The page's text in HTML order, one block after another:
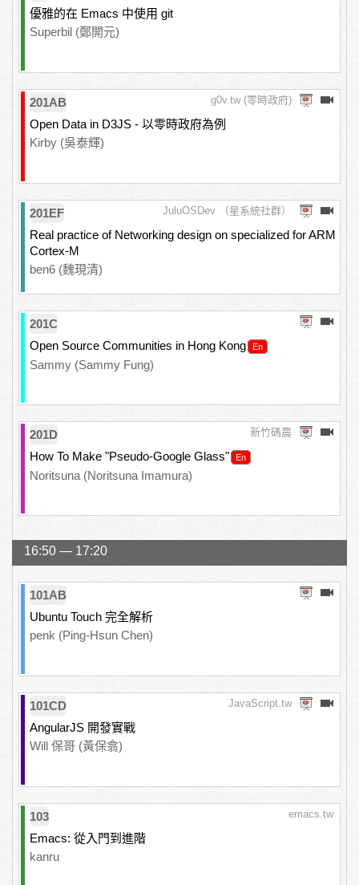
優雅的在 Emacs 中使用 git
Superbil (鄭開元)
201AB g0v.tw (零時政府)
Open Data in D3JS - 以零時政府為例
Kirby (吳泰輝)
201EF JuluOSDev （星系統社群）
Real practice of Networking design on specialized for ARM
Cortex-M
ben6 (魏現清)
201C
Open Source Communities in Hong Kong
Sammy (Sammy Fung)
201D 新竹碼農
How To Make "Pseudo-Google Glass"
Noritsuna (Noritsuna Imamura)
16:50 — 17:20
101AB
Ubuntu Touch 完全解析
penk (Ping-Hsun Chen)
101CD JavaScript.tw
AngularJS 開發實戰
Will 保哥 (黃保翕)
103 emacs.tw
Emacs: 從入門到進階
kanru